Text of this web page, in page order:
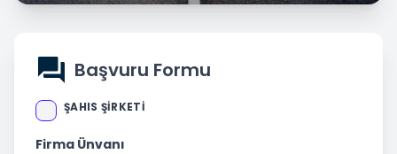
Başvuru Formu
ŞAHIS ŞIRKETI
Firma Ünvanı